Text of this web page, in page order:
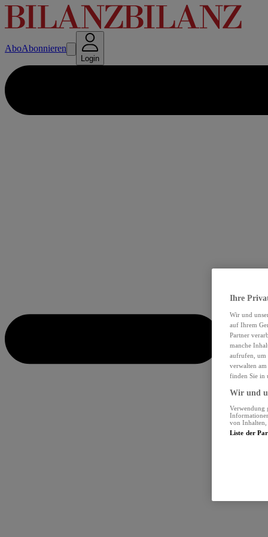
AboAbonnieren
Login
Ihre
Wir und
auf Ihrem
Partner
manche
aufrufen, um
verwalten
finden Sie in
Wir und
Verwendung
von Inhalten,
Liste der